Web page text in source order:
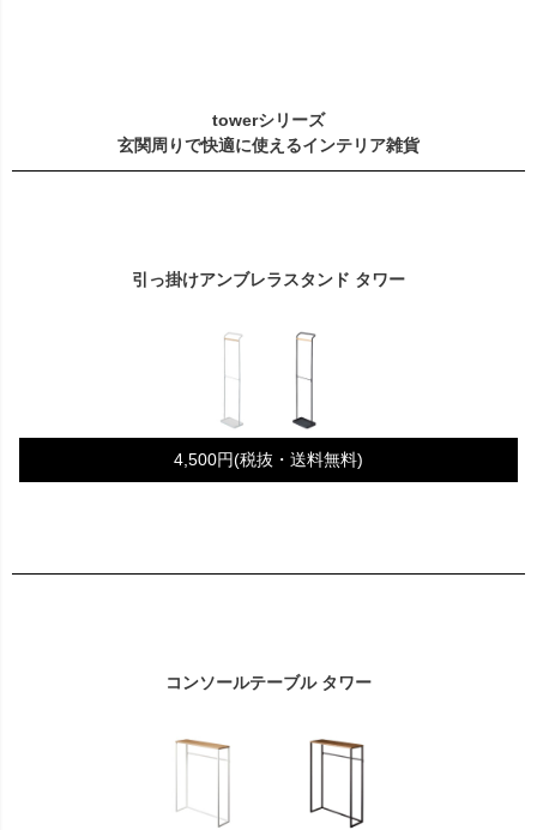
towerシリーズ
玄関周りで快適に使えるインテリア雑貨
引っ掛けアンブレラスタンド タワー
4,500円(税抜・送料無料)
コンソールテーブル タワー